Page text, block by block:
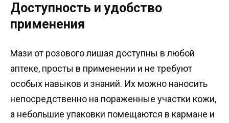
Доступность и удобство
применения
Мази от розового лишая доступны в любой
аптеке, просты в применении и не требуют
особых навыков и знаний. Их можно наносить
непосредственно на пораженные участки кожи,
а небольшие упаковки помещаются в кармане и